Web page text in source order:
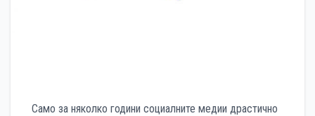
Само за няколко години социалните медии драстично